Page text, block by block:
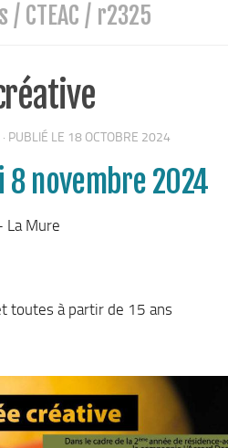
/ CTEAC / r2325
· PUBLIÉ LE 18 OCTOBRE 2024
8 novembre 2024
La Mure
toutes à partir de 15 ans